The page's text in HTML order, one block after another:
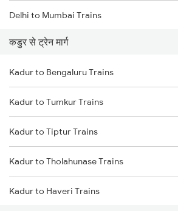
Delhi to Mumbai Trains
Mumbai to Pune Trains
Delhi to Jammu Trains
Mumbai to Delhi Trains
Mumbai to Goa Trains
Chennai to Coimbatore Trains
कडुर से ट्रेन मार्ग
Kadur to Bengaluru Trains
Kadur to Tumkur Trains
Kadur to Tiptur Trains
Kadur to Tholahunase Trains
Kadur to Haveri Trains